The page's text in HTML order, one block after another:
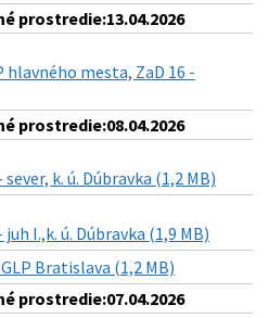
prostredie:13.04.2026
hlavného mesta, ZaD 16 -
prostredie:08.04.2026
k. ú. Dúbravka (1,2 MB)
I.,k. ú. Dúbravka (1,9 MB)
Bratislava (1,2 MB)
prostredie:07.04.2026